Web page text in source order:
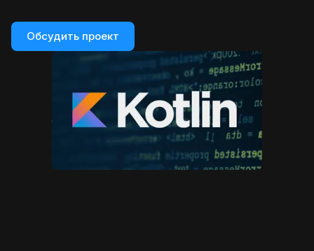
Обсудить проект